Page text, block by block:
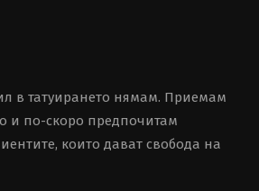
в татуирането нямам. Приемам
и по-скоро предпочитам
които дават свобода на